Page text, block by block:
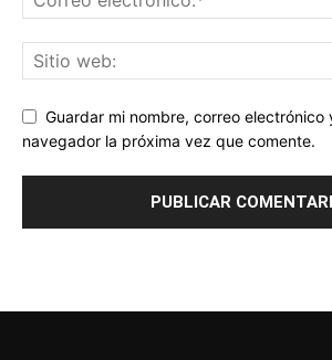
Guardar mi nombre, correo electrónico
navegador la próxima vez que comente.